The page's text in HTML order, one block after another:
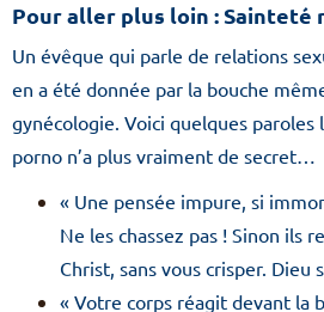
Pour aller plus loin : Sainteté
Un évêque qui parle de relations
en a été donnée par la bouche
gynécologie. Voici quelques
porno n’a plus vraiment de secret…
« Une pensée impure, si
Ne les chassez pas ! Sinon ils
Christ, sans vous crisper. Dieu
« Votre corps réagit devant la